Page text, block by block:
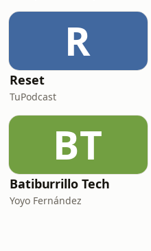
R
Reset
TuPodcast
BT
Batiburrillo Tech
Yoyo Fernández